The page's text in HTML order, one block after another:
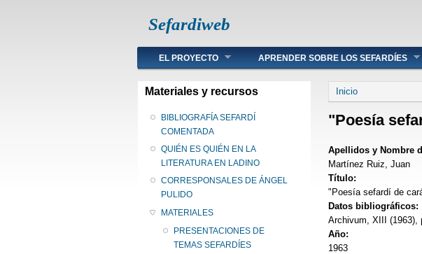
Sefardiweb
Main menu
EL PROYECTO APRENDER SOBRE LOS SEFARDÍES
Materiales y recursos
BIBLIOGRAFÍA SEFARDÍ
COMENTADA
QUIÉN ES QUIÉN EN LA
LITERATURA EN LADINO
CORRESPONSALES DE ÁNGEL
PULIDO
MATERIALES
PRESENTACIONES DE
TEMAS SEFARDÍES
Se encuentra
Inicio
"Poesía
Apellidos y Nombre
Martínez Ruiz, Juan
Título:
"Poesía sefardí de
Datos bibliográficos:
Archivum, XIII (1963),
Año:
1963